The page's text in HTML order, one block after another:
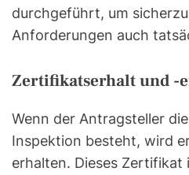
durchgeführt, um
Anforderungen auch
Zertifikatserhalt und -
Wenn der Antragsteller
Inspektion besteht, wird
erhalten. Dieses Zertifikat